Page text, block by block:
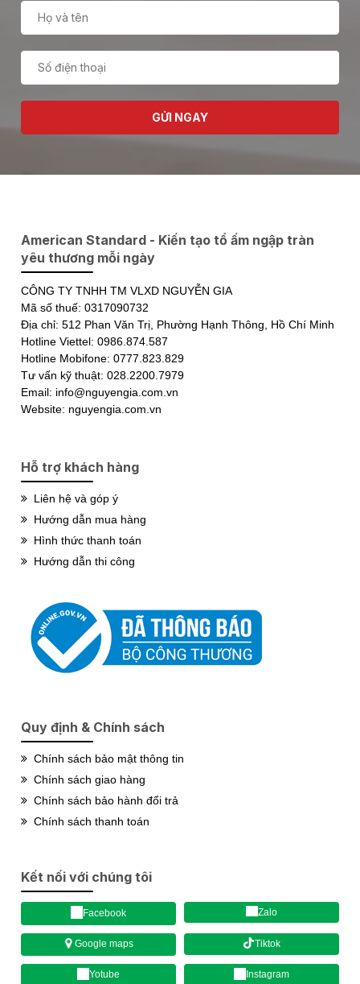
GỬI NGAY
American Standard - Kiến tạo tổ ấm ngập tràn
yêu thương mỗi ngày
CÔNG TY TNHH TM VLXD NGUYỄN GIA
Mã số thuế: 0317090732
Địa chỉ: 512 Phan Văn Trị, Phường Hạnh Thông, Hồ Chí Minh
Hotline Viettel: 0986.874.587
Hotline Mobifone: 0777.823.829
Tư vấn kỹ thuật: 028.2200.7979
Email: info@nguyengia.com.vn
Website: nguyengia.com.vn
Hỗ trợ khách hàng
Liên hệ và góp ý
Hướng dẫn mua hàng
Hình thức thanh toán
Hướng dẫn thi công
Quy định & Chính sách
Chính sách bảo mật thông tin
Chính sách giao hàng
Chính sách bảo hành đổi trả
Chính sách thanh toán
Kết nối với chúng tôi
Facebook Zalo
Google maps Tiktok
Yotube Instagram